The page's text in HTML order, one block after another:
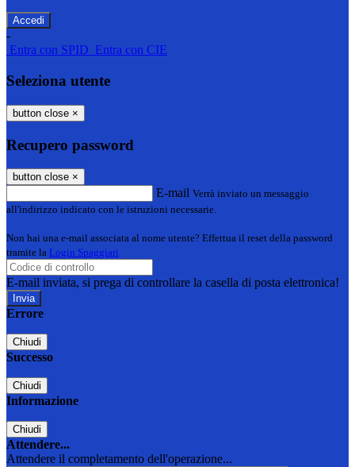
-
Entra con SPID Entra con CIE
Seleziona utente
button close ×
Recupero password
button close ×
E-mail Verrà inviato un messaggio
all'indirizzo indicato con le istruzioni necessarie.
Non hai una e-mail associata al nome utente? Effettua il reset della password
tramite la Login Spaggiari
E-mail inviata, si prega di controllare la casella di posta elettronica!
Errore
Chiudi
Successo
Chiudi
Informazione
Chiudi
Attendere...
Attendere il completamento dell'operazione...